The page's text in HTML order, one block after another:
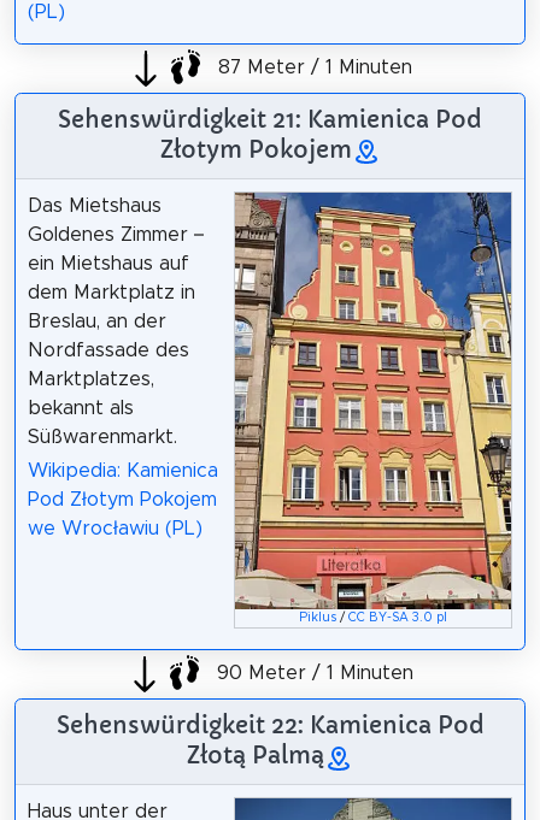
(PL)
87 Meter / 1 Minuten
Sehenswürdigkeit 21: Kamienica Pod
Złotym Pokojem
Piklus /CC BY-SA 3.0 pl
Das Mietshaus
Goldenes Zimmer –
ein Mietshaus auf
dem Marktplatz in
Breslau, an der
Nordfassade des
Marktplatzes,
bekannt als
Süßwarenmarkt.
Wikipedia: Kamienica
Pod Złotym Pokojem
we Wrocławiu (PL)
90 Meter / 1 Minuten
Sehenswürdigkeit 22: Kamienica Pod
Złotą Palmą
Haus unter der